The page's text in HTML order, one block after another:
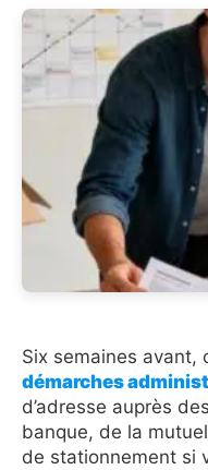
Six semaines avant,
démarches
d’adresse auprès
banque, de la
de stationnement si